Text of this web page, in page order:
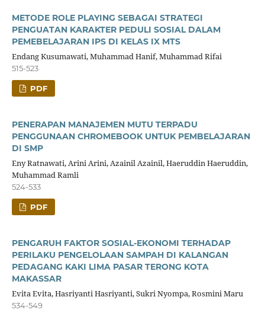
METODE ROLE PLAYING SEBAGAI STRATEGI
PENGUATAN KARAKTER PEDULI SOSIAL DALAM
PEMEBELAJARAN IPS DI KELAS IX MTS
Endang Kusumawati, Muhammad Hanif, Muhammad Rifai
515-523
PDF
PENERAPAN MANAJEMEN MUTU TERPADU
PENGGUNAAN CHROMEBOOK UNTUK PEMBELAJARAN
DI SMP
Eny Ratnawati, Arini Arini, Azainil Azainil, Haeruddin Haeruddin,
Muhammad Ramli
524-533
PDF
PENGARUH FAKTOR SOSIAL-EKONOMI TERHADAP
PERILAKU PENGELOLAAN SAMPAH DI KALANGAN
PEDAGANG KAKI LIMA PASAR TERONG KOTA
MAKASSAR
Evita Evita, Hasriyanti Hasriyanti, Sukri Nyompa, Rosmini Maru
534-549